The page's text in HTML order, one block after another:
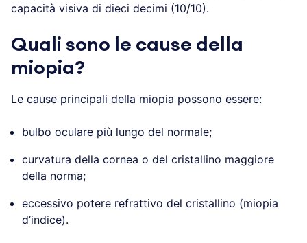
capacità visiva di dieci decimi (10/10).
Quali sono le cause della
miopia?
Le cause principali della miopia possono essere:
bulbo oculare più lungo del normale;
curvatura della cornea o del cristallino maggiore
della norma;
eccessivo potere refrattivo del cristallino (miopia
d’indice).